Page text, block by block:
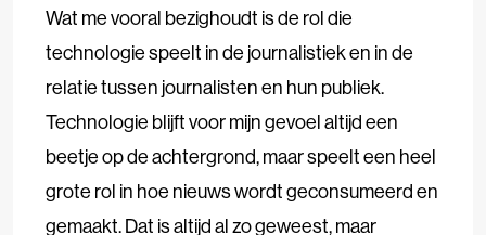
Wat me vooral bezighoudt is de rol die
technologie speelt in de journalistiek en in de
relatie tussen journalisten en hun publiek.
Technologie blijft voor mijn gevoel altijd een
beetje op de achtergrond, maar speelt een heel
grote rol in hoe nieuws wordt geconsumeerd en
gemaakt. Dat is altijd al zo geweest, maar